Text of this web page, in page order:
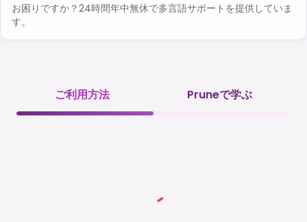
お困りですか？24時間年中無休で多言語サポートを提供していま
す。
ご利用方法 Pruneで学ぶ